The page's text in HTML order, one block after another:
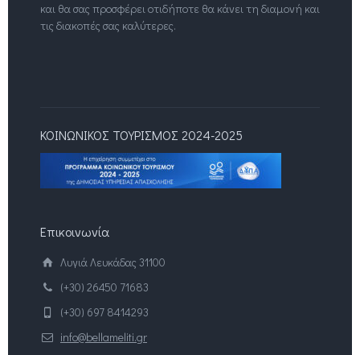
και θα σας προσφέρει οτιδήποτε θα κάνει τη διαμονή και
τις διακοπές σας καλύτερες.
ΚΟΙΝΩΝΙΚΟΣ ΤΟΥΡΙΣΜΟΣ 2024-2025
Επικοινωνία
Λυγιά Λευκάδας 31100
(+30) 26450 71683
(+30) 697 8414293
info@bellameliti.gr